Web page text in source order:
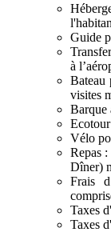
Guide
à
Bateau
visites
Barque
Vélo
Repas
Dîner)
Frais
Taxes
Taxes